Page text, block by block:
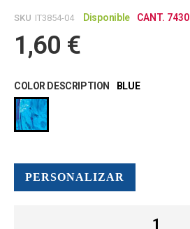
SKU IT3854-04 Disponible CANT. 7430
1,60 €
COLOR DESCRIPTION BLUE
PERSONALIZAR